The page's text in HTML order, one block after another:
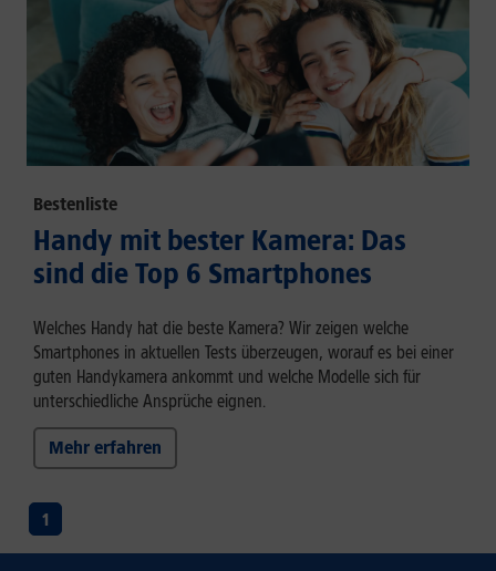
Bestenliste
Handy mit bester Kamera: Das
sind die Top 6 Smartphones
Welches Handy hat die beste Kamera? Wir zeigen welche
Smartphones in aktuellen Tests überzeugen, worauf es bei einer
guten Handykamera ankommt und welche Modelle sich für
unterschiedliche Ansprüche eignen.
Mehr erfahren
1